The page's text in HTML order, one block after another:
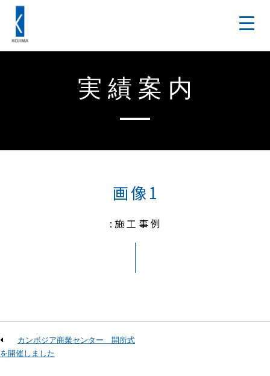
実績案内
画像1
:施工事例
カンボジア商業センター 開所式
を開催しました